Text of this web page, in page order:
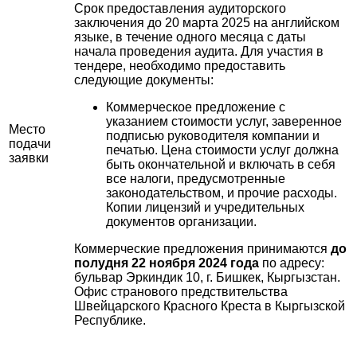
Место
подачи
заявки
Срок предоставления аудиторского
заключения до 20 марта 2025 на английском
языке, в течение одного месяца с даты
начала проведения аудита. Для участия в
тендере, необходимо предоставить
следующие документы:
Коммерческое предложение с
указанием стоимости услуг, заверенное
подписью руководителя компании и
печатью. Цена стоимости услуг должна
быть окончательной и включать в себя
все налоги, предусмотренные
законодательством, и прочие расходы.
Копии лицензий и учредительных
документов организации.
Коммерческие предложения принимаются до
полудня 22 ноября 2024 года по адресу:
бульвар Эркиндик 10, г. Бишкек, Кыргызстан.
Офис странового предствительства
Швейцарского Красного Креста в Кыргызской
Республике.